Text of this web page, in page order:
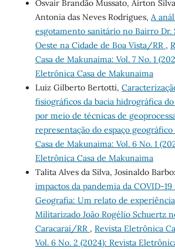
Osvair Brandão Mussato, Airton
Antonia das Neves Rodrigues, A
esgotamento sanitário no Bairro Dr.
Oeste na Cidade de Boa Vista/RR ,
Casa de Makunaima: Vol. 7 No. 1
Eletrônica Casa de Makunaima
Luiz Gilberto Bertotti,
fisiográficos da bacia hidrográfica
por meio de técnicas de
representação do espaço geográfico
Casa de Makunaima: Vol. 6 No. 1
Eletrônica Casa de Makunaima
Talita Alves da Silva, Josinaldo
impactos da pandemia da COVID-
Geografia: Um relato de
Militarizado João Rogélio Schuertz
Caracaraí/RR , Revista Eletrônica
Vol. 6 No. 2 (2024): Revista